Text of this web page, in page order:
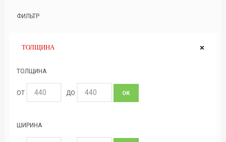
ФИЛЬТР
ТОЛЩИНА
ТОЛЩИНА
ОТ ДО ОК
ШИРИНА